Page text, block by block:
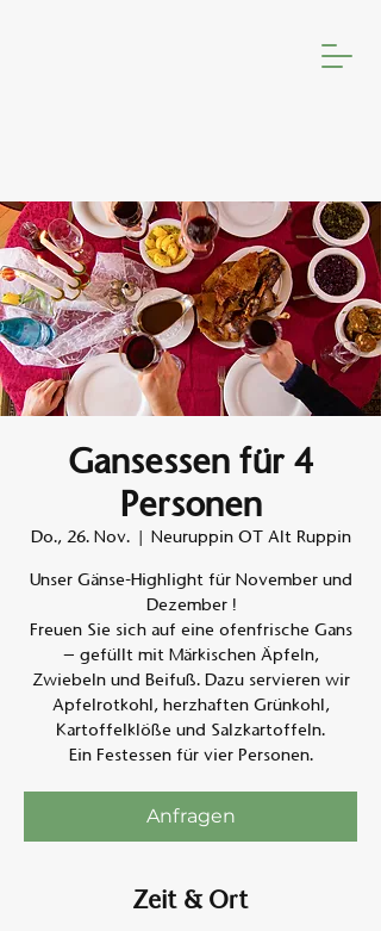
Gansessen für 4
Personen
Do., 26. Nov.
  |
Neuruppin OT Alt Ruppin
Unser Gänse-Highlight für November und
Dezember !
Freuen Sie sich auf eine ofenfrische Gans
– gefüllt mit Märkischen Äpfeln,
Zwiebeln und Beifuß. Dazu servieren wir
Apfelrotkohl, herzhaften Grünkohl,
Kartoffelklöße und Salzkartoffeln.
Ein Festessen für vier Personen.
Anfragen
Zeit & Ort